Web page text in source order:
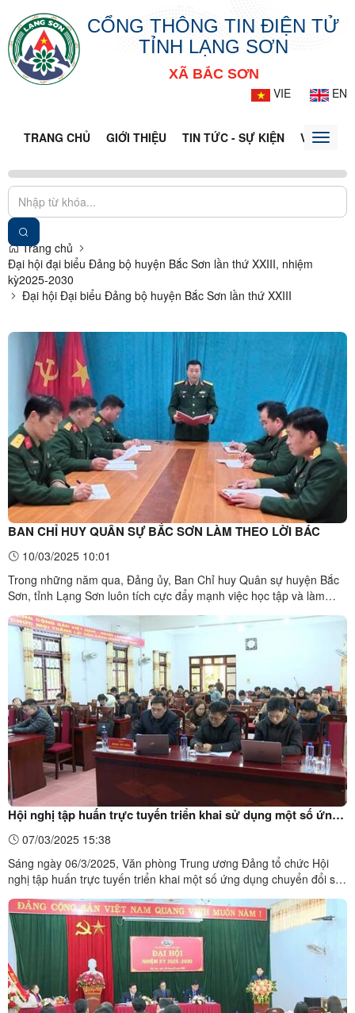
CỔNG THÔNG TIN ĐIỆN TỬ
TỈNH LẠNG SƠN
XÃ BẮC SƠN
VIE
EN
TRANG CHỦ GIỚI THIỆU TIN TỨC - SỰ KIỆN VĂN BẢN
Toggle
Trang chủ
Đại hội đại biểu Đảng bộ huyện Bắc Sơn lần thứ XXIII, nhiệm
kỳ2025-2030
Đại hội Đại biểu Đảng bộ huyện Bắc Sơn lần thứ XXIII
BAN CHỈ HUY QUÂN SỰ BẮC SƠN LÀM THEO LỜI BÁC
10/03/2025 10:01
Trong những năm qua, Đảng ủy, Ban Chỉ huy Quân sự huyện Bắc
Sơn, tỉnh Lạng Sơn luôn tích cực đẩy mạnh việc học tập và làm
dựng hình ảnh “Bộ đội Cụ Hồ” và khả năng sẵn sàng chiến đấu của
cán bộ, chiến sỹ trong đơn vị.Đảng ủy Quân sự, Ban ...
Hội nghị tập huấn trực tuyến triển khai sử dụng một số ứng
dụng thuộc Đề án chuyển đổi số trong cơ quan Đảng
07/03/2025 15:38
Sáng ngày 06/3/2025, Văn phòng Trung ương Đảng tổ chức Hội
nghị tập huấn trực tuyến triển khai một số ứng dụng chuyển đổi số
đồng chí Hoàng Văn Hồng, Phó Bí thư Thường trực Huyện ủy, Chủ
tịch HĐND huyện; Lãnh đạo các Ban xây dựng Đảng, ...